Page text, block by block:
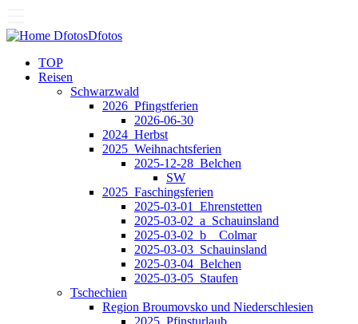
DfotosDfotos
TOP
Reisen
Schwarzwald
2026_Pfingstferien
2026-06-30
2024_Herbst
2025_Weihnachtsferien
2025-12-28_Belchen
SW
2025_Faschingsferien
2025-03-01_Ehrenstetten
2025-03-02_a_Schauinsland
2025-03-02_b__Colmar
2025-03-03_Schauinsland
2025-03-04_Belchen
2025-03-05_Staufen
Tschechien
Region Broumovsko und Niederschlesien
2025_Pfinsturlaub